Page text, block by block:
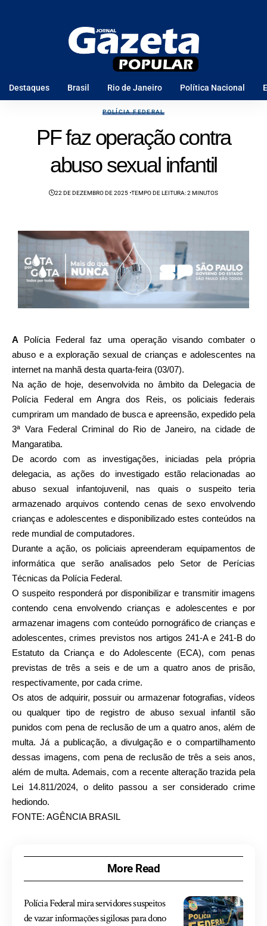
Destaques Brasil Rio de Janeiro Política Nacional
POLÍCIA FEDERAL
PF faz operação contra
abuso sexual infantil
22 DE DEZEMBRO DE 2025 TEMPO DE LEITURA: 2 MINUTOS
A Polícia Federal faz uma operação visando combater o
abuso e a exploração sexual de crianças e adolescentes na
internet na manhã desta quarta-feira (03/07).
Na ação de hoje, desenvolvida no âmbito da Delegacia de
Polícia Federal em Angra dos Reis, os policiais federais
cumpriram um mandado de busca e apreensão, expedido pela
3ª Vara Federal Criminal do Rio de Janeiro, na cidade de
Mangaratiba.
De acordo com as investigações, iniciadas pela própria
delegacia, as ações do investigado estão relacionadas ao
abuso sexual infantojuvenil, nas quais o suspeito teria
armazenado arquivos contendo cenas de sexo envolvendo
crianças e adolescentes e disponibilizado estes conteúdos na
rede mundial de computadores.
Durante a ação, os policiais apreenderam equipamentos de
informática que serão analisados pelo Setor de Perícias
Técnicas da Polícia Federal.
O suspeito responderá por disponibilizar e transmitir imagens
contendo cena envolvendo crianças e adolescentes e por
armazenar imagens com conteúdo pornográfico de crianças e
adolescentes, crimes previstos nos artigos 241-A e 241-B do
Estatuto da Criança e do Adolescente (ECA), com penas
previstas de três a seis e de um a quatro anos de prisão,
respectivamente, por cada crime.
Os atos de adquirir, possuir ou armazenar fotografias, vídeos
ou qualquer tipo de registro de abuso sexual infantil são
punidos com pena de reclusão de um a quatro anos, além de
multa. Já a publicação, a divulgação e o compartilhamento
dessas imagens, com pena de reclusão de três a seis anos,
além de multa. Ademais, com a recente alteração trazida pela
Lei 14.811/2024, o delito passou a ser considerado crime
hediondo.
FONTE: AGÊNCIA BRASIL
More Read
Polícia Federal mira servidores suspeitos
de vazar informações sigilosas para dono